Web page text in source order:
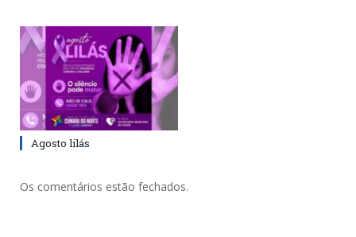
Agosto lilás
Os comentários estão fechados.